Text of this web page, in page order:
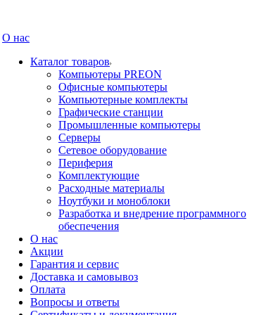
О нас
Каталог товаров
Компьютеры PREON
Офисные компьютеры
Компьютерные комплекты
Графические станции
Промышленные компьютеры
Серверы
Сетевое оборудование
Периферия
Комплектующие
Расходные материалы
Ноутбуки и моноблоки
Разработка и внедрение программного
обеспечения
О нас
Акции
Гарантия и сервис
Доставка и самовывоз
Оплата
Вопросы и ответы